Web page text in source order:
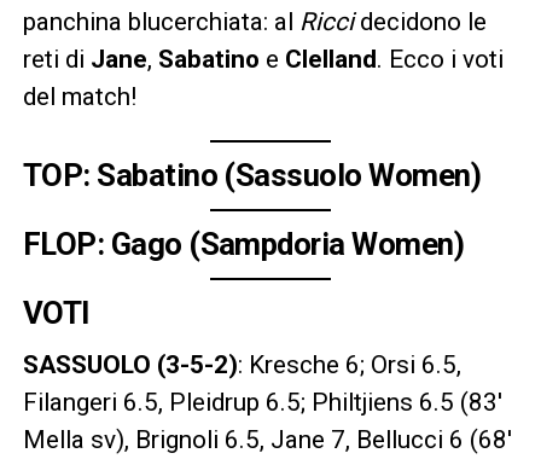
panchina blucerchiata: al Riccidecidono le
reti di Jane, Sabatino e Clelland. Ecco i voti
del match!
TOP: Sabatino (Sassuolo Women)
FLOP: Gago (Sampdoria Women)
VOTI
SASSUOLO (3-5-2): Kresche 6; Orsi 6.5,
Filangeri 6.5, Pleidrup 6.5; Philtjiens 6.5 (83′
Mella sv), Brignoli 6.5, Jane 7, Bellucci 6 (68′